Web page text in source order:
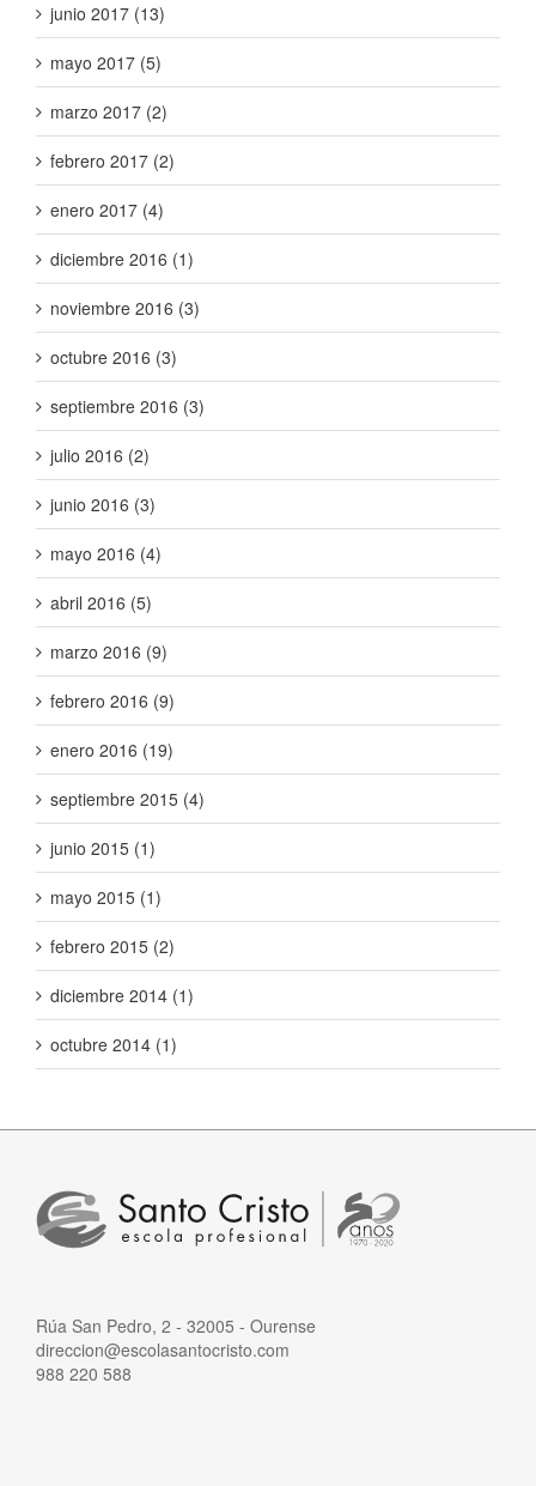
junio 2017 (13)
mayo 2017 (5)
marzo 2017 (2)
febrero 2017 (2)
enero 2017 (4)
diciembre 2016 (1)
noviembre 2016 (3)
octubre 2016 (3)
septiembre 2016 (3)
julio 2016 (2)
junio 2016 (3)
mayo 2016 (4)
abril 2016 (5)
marzo 2016 (9)
febrero 2016 (9)
enero 2016 (19)
septiembre 2015 (4)
junio 2015 (1)
mayo 2015 (1)
febrero 2015 (2)
diciembre 2014 (1)
octubre 2014 (1)
Rúa San Pedro, 2 - 32005 - Ourense
direccion@escolasantocristo.com
988 220 588